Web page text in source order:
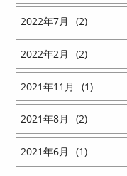
2022 7 2
2022 2 2
2021 11 1
2021 8 2
2021 6 1